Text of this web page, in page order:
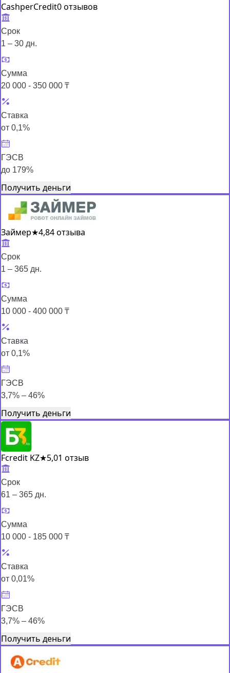
CashperCredit0 отзывов
Срок
1 – 30 дн.
Сумма
20 000 - 350 000 ₸
Ставка
от 0,1%
ГЭСВ
до 179%
Получить деньги
Займер★4,84 отзыва
Срок
1 – 365 дн.
Сумма
10 000 - 400 000 ₸
Ставка
от 0,1%
ГЭСВ
3,7% – 46%
Получить деньги
Fcredit KZ★5,01 отзыв
Срок
61 – 365 дн.
Сумма
10 000 - 185 000 ₸
Ставка
от 0,01%
ГЭСВ
3,7% – 46%
Получить деньги